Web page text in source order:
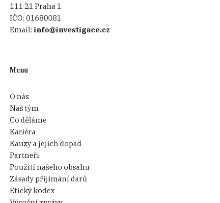
111 21 Praha 1
IČO:01680081
Email:info@investigace.cz
Menu
O nás
Náš tým
Co děláme
Kariéra
Kauzy a jejich dopad
Partneři
Použití našeho obsahu
Zásady přijímání darů
Etický kodex